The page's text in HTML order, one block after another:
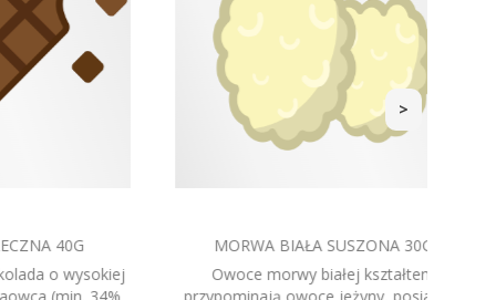
30G
JAGODY GOJI SUSZONE 25G
Jagody Goji są zaliczane do
>